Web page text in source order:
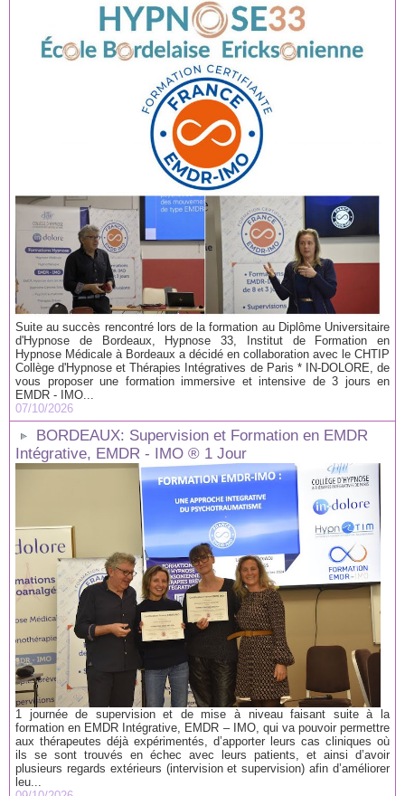
Suite au succès rencontré lors de la formation au Diplôme Universitaire
d'Hypnose de Bordeaux, Hypnose 33, Institut de Formation en
Hypnose Médicale à Bordeaux a décidé en collaboration avec le CHTIP
Collège d'Hypnose et Thérapies Intégratives de Paris * IN-DOLORE, de
vous proposer une formation immersive et intensive de 3 jours en
EMDR - IMO...
07/10/2026
BORDEAUX: Supervision et Formation en EMDR
Intégrative, EMDR - IMO ® 1 Jour
1 journée de supervision et de mise à niveau faisant suite à la
formation en EMDR Intégrative, EMDR – IMO, qui va pouvoir permettre
aux thérapeutes déjà expérimentés, d’apporter leurs cas cliniques où
ils se sont trouvés en échec avec leurs patients, et ainsi d’avoir
plusieurs regards extérieurs (intervision et supervision) afin d’améliorer
leu...